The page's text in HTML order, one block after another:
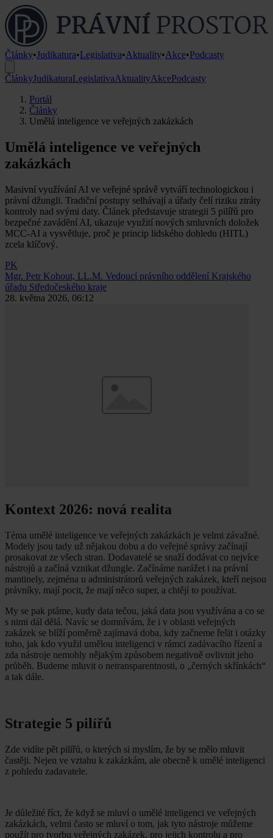
Články•Judikatura•Legislativa•Aktuality•Akce•Podcasty
ČlánkyJudikaturaLegislativaAktualityAkcePodcasty
Portál
Články
Umělá inteligence ve veřejných zakázkách
Umělá inteligence ve veřejných
zakázkách
Masivní využívání AI ve veřejné správě vytváří technologickou i
právní džungli. Tradiční postupy selhávají a úřady čelí riziku ztráty
kontroly nad svými daty. Článek představuje strategii 5 pilířů pro
bezpečné zavádění AI, ukazuje využití nových smluvních doložek
MCC-AI a vysvětluje, proč je princip lidského dohledu (HITL)
zcela klíčový.
PK
Mgr. Petr Kohout, LL.M. Vedoucí právního oddělení Krajského
úřadu Středočeského kraje
28. května 2026, 06:12
Kontext 2026: nová realita
Téma umělé inteligence ve veřejných zakázkách je velmi závažné.
Modely jsou tady už nějakou dobu a do veřejné správy začínají
prosakovat ze všech stran. Dodavatelé se snaží dodávat co nejvíce
nástrojů a začíná vznikat džungle. Začínáme narážet i na právní
mantinely, zejména u administrátorů veřejných zakázek, kteří nejsou
právníky, mají pocit, že mají něco super, a chtějí to používat.
My se pak ptáme, kudy data tečou, jaká data jsou využívána a co se
s nimi dál dělá. Navíc se domnívám, že i v oblasti veřejných
zakázek se blíží poměrně zajímavá doba, kdy začneme řešit i otázky
toho, jak kdo využil umělou inteligenci v rámci zadávacího řízení a
zda nástroje nemohly nějakým způsobem negativně ovlivnit jeho
průběh. Budeme mluvit o netransparentnosti, o „černých skřínkách“
a tak dále.
Strategie 5 pilířů
Zde vidíte pět pilířů, o kterých si myslím, že by se mělo mluvit
častěji. Nejen ve vztahu k zakázkám, ale obecně k umělé inteligenci
z pohledu zadavatele.
Je důležité říct, že když se mluví o umělé inteligenci ve veřejných
zakázkách, velmi často se mluví o tom, jak tyto nástroje můžeme
použít pro tvorbu veřejných zakázek, pro jejich kontrolu a pro